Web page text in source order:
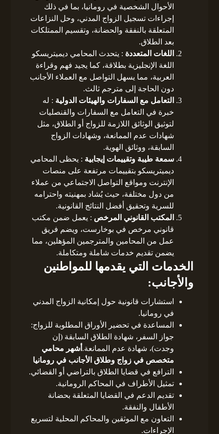
الأحوال الشخصية في رومانيا، بما في ذلك
إجراءات تسجيل الزواج المدني، وحل النزاعات
المتعلقة بالنفقة والحضانة، وتقسيم الممتلكات
بعد الطلاق.
اللغات المتعددة : يتحدث المحامي ديميتريسكو
اللغة الإنجليزية بطلاقة، كما يجيد فهم وقراءة
العربية، مما يسهل التواصل مع العملاء الأجانب
دون الحاجة إلى مترجم ثالث.
التعامل مع السفارات والهيئات الدولية : له
خبرة في التعامل مع السفارات والقنصليات
لتوثيق الوثائق اللازمة للزواج أو الطلاق، مثل
شهادات عدم الممانعة، وشهادات الزواج
السابقة، ووثائق الهوية.
سمعة طيبة وتقييمات إيجابية : يحظى المحامي
ديميتريسكو بتقييمات مرتفعة على منصات
الإنترنت ومواقع التواصل الاجتماعي من عملاء
من دول مختلفة، حيث يُشاد بمهنيته واحترامه
للسرية وتحقيق أفضل النتائج القانونية.
المكتب القانوني المرخص : يعمل ضمن مكتب
قانوني مرخص في بوخارست، ويضم فريق
عمل من المحامين والمترجمين المؤهلين، مما
يضمن تقديم خدمات شاملة ومتكاملة.
الخدمات التي يقدمها للمواطنين
والأجانب:
استشارات قانونية حول إمكانية الزواج المدني
في رومانيا.
المساعدة في تحضير الأوراق المطلوبة للزواج:
جواز السفر، شهادة الطلاق السابقة (إن
وجدت)، شهادة عدم الممانعة. أشهر محامي
متخصص في زواج وطلاق الأجانب في رومانيا
الترافع في قضايا الطلاق بالتراضي أو القضائي.
تمثيل الأطراف في المحاكم الرومانية.
تقديم الدعم في القضايا المتعلقة بحضانة
الأطفال والنفقة.
التعاون مع الموثقين والمحاكم المحلية لتسريع
الإجراءات.